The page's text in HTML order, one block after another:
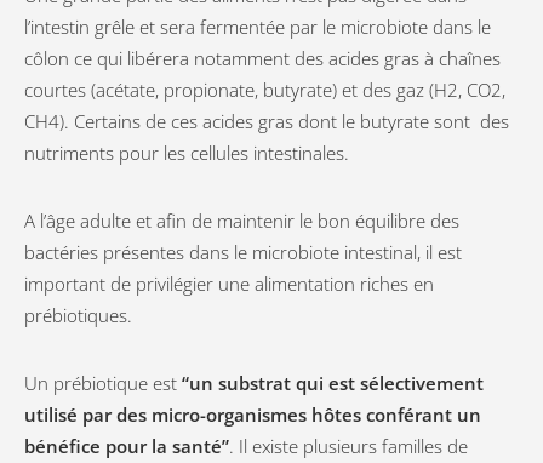
l’intestin grêle et sera fermentée par le microbiote dans le
côlon ce qui libérera notamment des acides gras à chaînes
courtes (acétate, propionate, butyrate) et des gaz (H2, CO2,
CH4). Certains de ces acides gras dont le butyrate sont des
nutriments pour les cellules intestinales.
A l’âge adulte et afin de maintenir le bon équilibre des
bactéries présentes dans le microbiote intestinal, il est
important de privilégier une alimentation riches en
prébiotiques.
Un prébiotique est “un substrat qui est sélectivement
utilisé par des micro-organismes hôtes conférant un
bénéfice pour la santé”. Il existe plusieurs familles de